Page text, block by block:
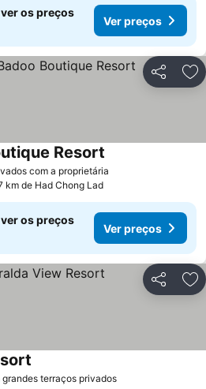
os preços
Ver preços
Partilhar
com a proprietária
Resort
km de Had Chong Lad
os preços
Ver preços
Partilhar
terraços privadosVer preços